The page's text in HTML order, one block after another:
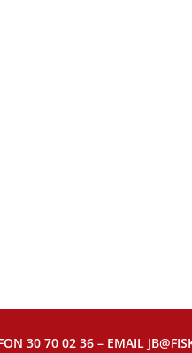
30 70 02 36 – EMAIL